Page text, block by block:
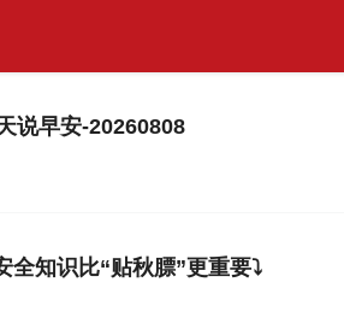
说早安-20260808
全知识比“贴秋膘”更重要⤵️